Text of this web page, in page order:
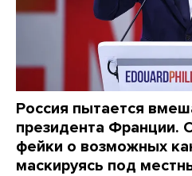
Россия пытается
президента Франции.
фейки о возможных
маскируясь под